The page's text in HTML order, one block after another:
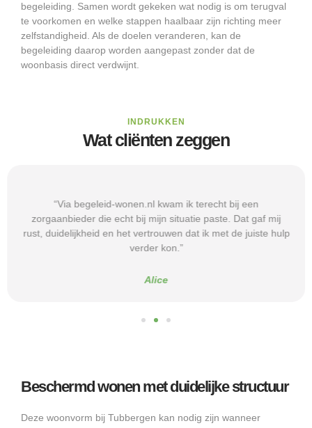
begeleiding. Samen wordt gekeken wat nodig is om terugval
te voorkomen en welke stappen haalbaar zijn richting meer
zelfstandigheid. Als de doelen veranderen, kan de
begeleiding daarop worden aangepast zonder dat de
woonbasis direct verdwijnt.
INDRUKKEN
Wat cliënten zeggen
“Via begeleid-wonen.nl kwam ik terecht bij een
zorgaanbieder die echt bij mijn situatie paste. Dat gaf mij
rust, duidelijkheid en het vertrouwen dat ik met de juiste hulp
verder kon.”
Alice
Beschermd wonen met duidelijke structuur
Deze woonvorm bij Tubbergen kan nodig zijn wanneer